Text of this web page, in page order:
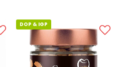
DOP & IGP